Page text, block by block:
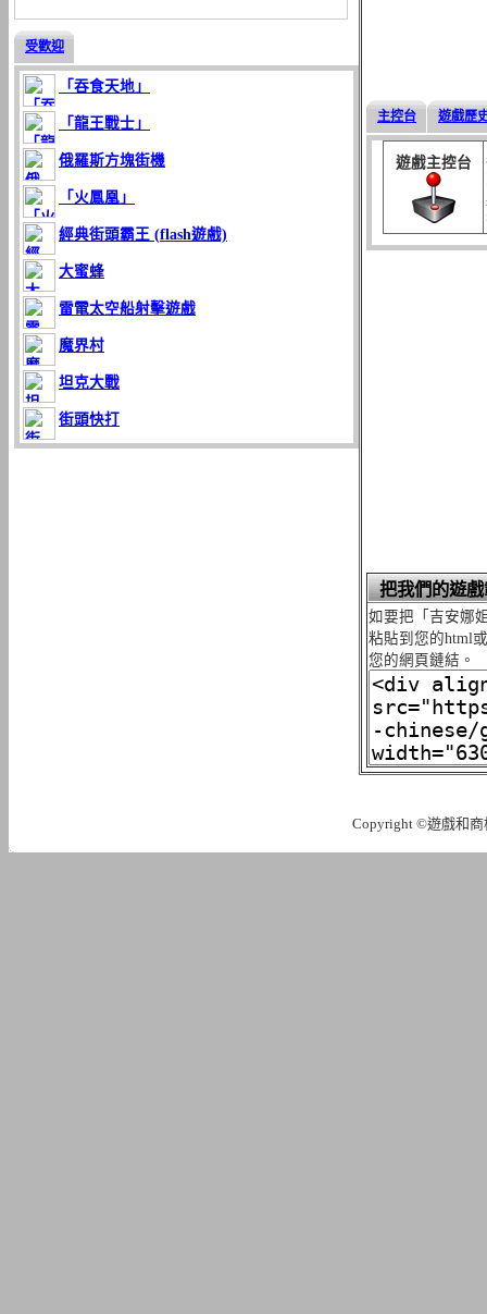
受歡迎
「吞食天地」
「龍王戰士」
俄羅斯方塊街機
「火鳳凰」
經典街頭霸王 (flash遊戲)
大蜜蜂
雷電太空船射擊遊戲
魔界村
坦克大戰
街頭快打
主控台 遊戲歷
遊戲主控台
把我們的遊
如要把「吉安娜
粘貼到您的html
您的網頁鏈結。
Copyright ©遊戲和